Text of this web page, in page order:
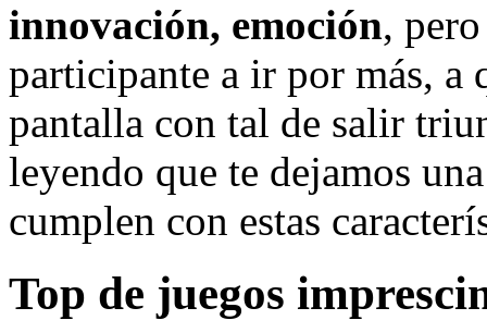
innovación, emoción,
participante a ir por más, a
pantalla con tal de salir
leyendo que te dejamos
cumplen con estas
Top de juegos